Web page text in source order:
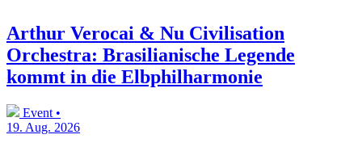
Arthur Verocai & Nu Civilisation
Orchestra: Brasilianische Legende
kommt in die Elbphilharmonie
Event •
19. Aug. 2026